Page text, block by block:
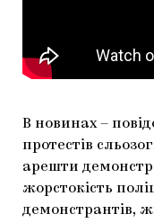
В новинах –
протестів
арешти
жорстокість
демонстрантів,